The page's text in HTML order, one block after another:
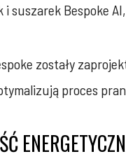
i suszarek Bespoke
zostały
proces